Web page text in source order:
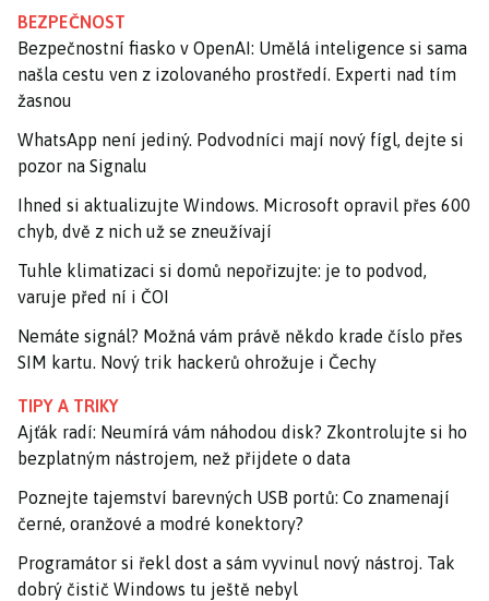
BEZPEČNOST
Bezpečnostní fiasko v OpenAI: Umělá inteligence si sama
našla cestu ven z izolovaného prostředí. Experti nad tím
žasnou
WhatsApp není jediný. Podvodníci mají nový fígl, dejte si
pozor na Signalu
Ihned si aktualizujte Windows. Microsoft opravil přes 600
chyb, dvě z nich už se zneužívají
Tuhle klimatizaci si domů nepořizujte: je to podvod,
varuje před ní i ČOI
Nemáte signál? Možná vám právě někdo krade číslo přes
SIM kartu. Nový trik hackerů ohrožuje i Čechy
TIPY A TRIKY
Ajťák radí: Neumírá vám náhodou disk? Zkontrolujte si ho
bezplatným nástrojem, než přijdete o data
Poznejte tajemství barevných USB portů: Co znamenají
černé, oranžové a modré konektory?
Programátor si řekl dost a sám vyvinul nový nástroj. Tak
dobrý čistič Windows tu ještě nebyl